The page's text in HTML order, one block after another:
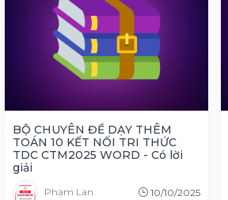
BỘ CHUYÊN ĐỀ DẠY THÊM
TOÁN 10 KẾT NỐI TRI THỨC
TDC CTM2025 WORD - Có lời
giải
Phạm Lan 10/10/2025